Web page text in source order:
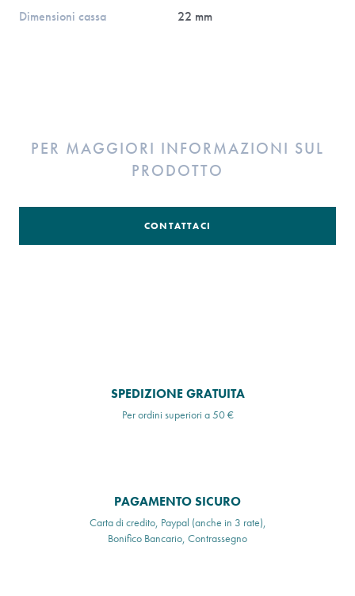
Dimensioni cassa 22 mm
PER MAGGIORI INFORMAZIONI SUL
PRODOTTO
CONTATTACI
SPEDIZIONE GRATUITA
Per ordini superiori a 50 €
PAGAMENTO SICURO
Carta di credito, Paypal (anche in 3 rate),
Bonifico Bancario, Contrassegno